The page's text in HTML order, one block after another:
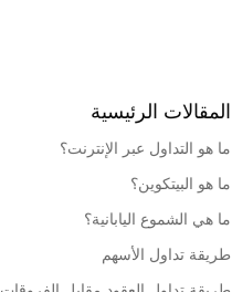
المقالات الرئيسية
ما هو التداول عبر الإنترنت؟
ما هو البيتكوين؟
ما هي الشموع اليابانية؟
طريقة تداول الأسهم